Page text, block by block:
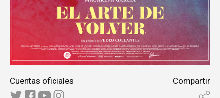
Cuentas oficiales Compartir